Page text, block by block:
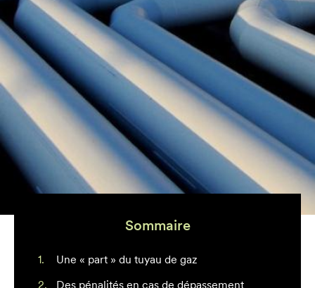
Sommaire
Une « part » du tuyau de gaz
Des pénalités en cas de dépassement